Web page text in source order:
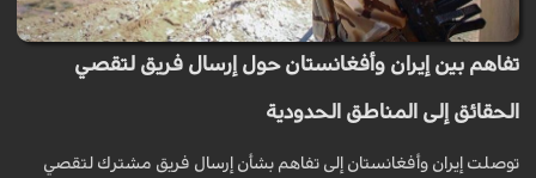
تفاهم بين إيران وأفغانستان حول إرسال فريق لتقصي
الحقائق إلى المناطق الحدودية
توصلت إيران وأفغانستان إلى تفاهم بشأن إرسال فريق مشترك لتقصي